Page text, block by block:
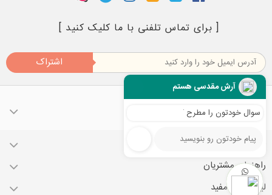
[ برای تماس تلفنی با ما کلیک کنید ]
اشتراک
حساب کاربری
راهنمای مشتریان
لینک های مفید
آرش مقدسی هستم
سوال خودتون را مطرح کنید